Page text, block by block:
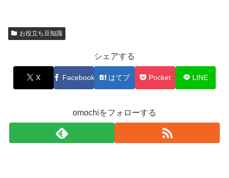
お役立ち豆知識
シェアする
X Facebook はてブ Pocket LINE
omochiをフォローする